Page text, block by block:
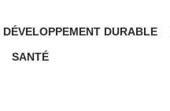
DÉVELOPPEMENT DURABLE
SANTÉ